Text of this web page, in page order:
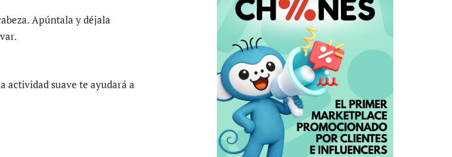
Apúntala y déjala
actividad suave te ayudará a